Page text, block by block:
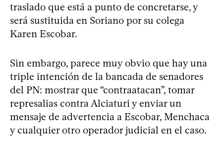
traslado que está a punto de concretarse, y
será sustituida en Soriano por su colega
Karen Escobar.
Sin embargo, parece muy obvio que hay una
triple intención de la bancada de senadores
del PN: mostrar que “contraatacan”, tomar
represalias contra Alciaturi y enviar un
mensaje de advertencia a Escobar, Menchaca
y cualquier otro operador judicial en el caso.